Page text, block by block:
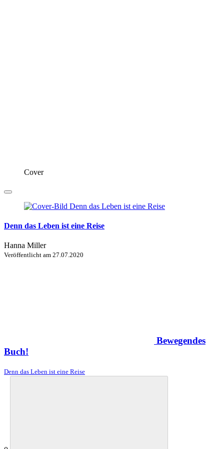
Cover
Denn das Leben ist eine Reise
Hanna Miller
Veröffentlicht am 27.07.2020
Bewegendes
Buch!
Denn das Leben ist eine Reise